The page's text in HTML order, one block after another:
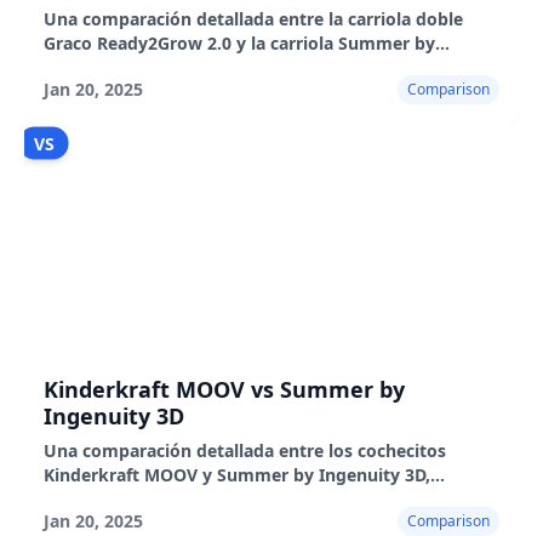
Una comparación detallada entre la carriola doble
Graco Ready2Grow 2.0 y la carriola Summer by
contras y rea
Jan 20, 2025 Comparison
VS
Kinderkraft MOOV vs Summer by
Ingenuity 3D
Una comparación detallada entre los cochecitos
Kinderkraft MOOV y Summer by Ingenuity 3D,
ayudarte a tomar una decisión informada.
Jan 20, 2025 Comparison